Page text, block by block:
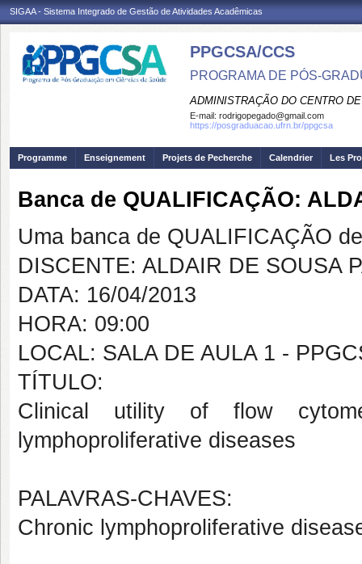
SIGAA - Sistema Integrado de Gestão de Atividades Acadêmicas
PPGCSA/CCS
PROGRAMA DE PÓS-
ADMINISTRAÇÃO DO CENTRO
E-mail: rodrigopegado@gmail.com
https://posgraduacao.ufrn.br/ppgcsa
Programme Enseignement Projets de Pecherche Calendrier Les
Banca de QUALIFICAÇÃO:
Uma banca de QUALIFICAÇÃO
DISCENTE: ALDAIR DE SOUSA
DATA: 16/04/2013
HORA: 09:00
LOCAL: SALA DE AULA 1 -
TÍTULO:
Clinical utility of flow
lymphoproliferative diseases
PALAVRAS-CHAVES:
Chronic lymphoproliferative